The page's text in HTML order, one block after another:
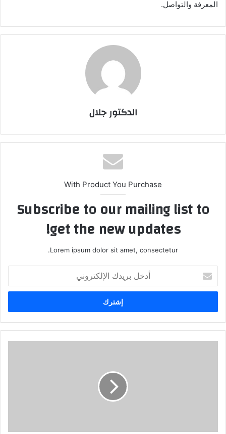
المعرفة والتواصل.
الدكتور جلال
With Product You Purchase
Subscribe to our mailing list to
get the new updates!
Lorem ipsum dolor sit amet, consectetur.
بريدك
الإلكتروني